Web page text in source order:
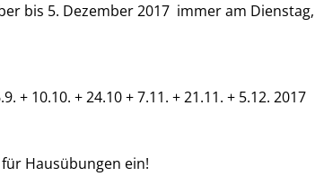
5. Dezember 2017 immer am Dienstag,
+ 10.10. + 24.10 + 7.11. + 21.11. + 5.12. 2017
Zeit für Hausübungen ein!